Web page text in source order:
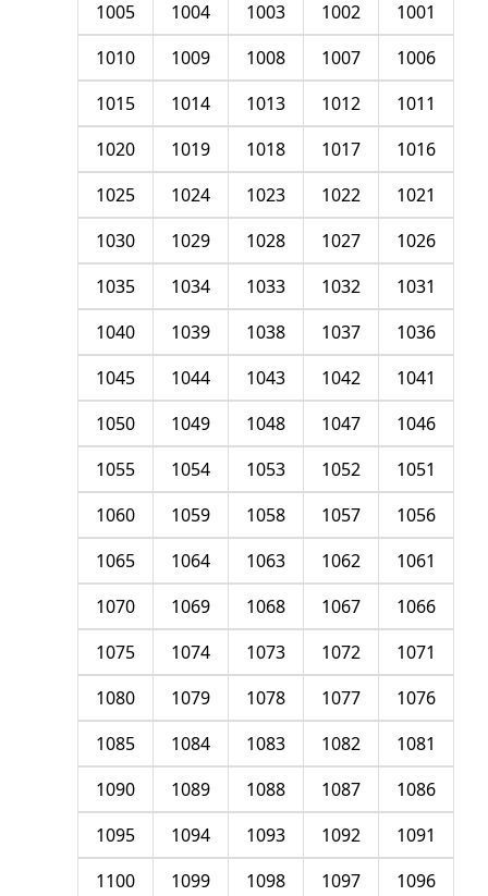
1001
1002
1003
1004
1005
1006
1007
1008
1009
1010
1011
1012
1013
1014
1015
1016
1017
1018
1019
1020
1021
1022
1023
1024
1025
1026
1027
1028
1029
1030
1031
1032
1033
1034
1035
1036
1037
1038
1039
1040
1041
1042
1043
1044
1045
1046
1047
1048
1049
1050
1051
1052
1053
1054
1055
1056
1057
1058
1059
1060
1061
1062
1063
1064
1065
1066
1067
1068
1069
1070
1071
1072
1073
1074
1075
1076
1077
1078
1079
1080
1081
1082
1083
1084
1085
1086
1087
1088
1089
1090
1091
1092
1093
1094
1095
1096
1097
1098
1099
1100